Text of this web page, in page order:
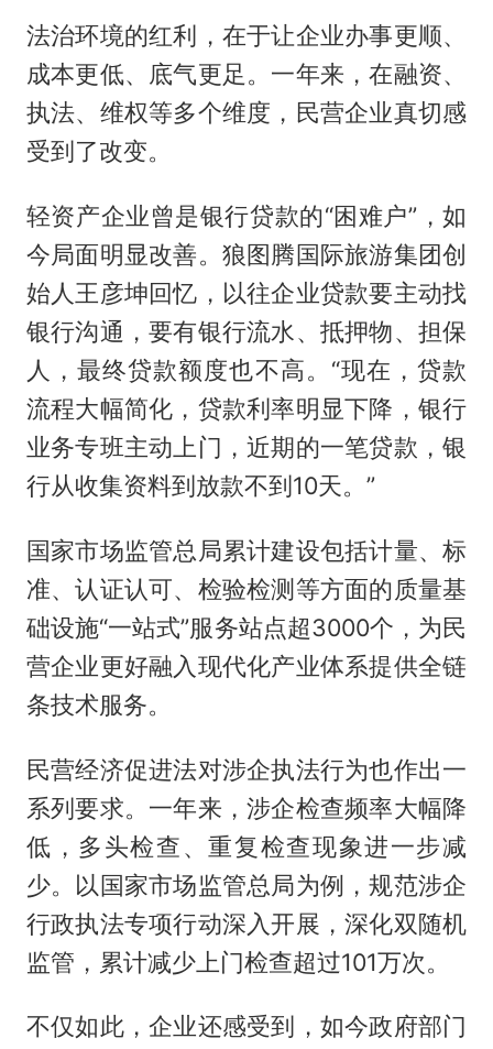
法治环境的红利，在于让企业办事更顺、
成本更低、底气更足。一年来，在融资、
执法、维权等多个维度，民营企业真切感
受到了改变。
轻资产企业曾是银行贷款的“困难户”，如
今局面明显改善。狼图腾国际旅游集团创
始人王彦坤回忆，以往企业贷款要主动找
银行沟通，要有银行流水、抵押物、担保
人，最终贷款额度也不高。“现在，贷款
流程大幅简化，贷款利率明显下降，银行
业务专班主动上门，近期的一笔贷款，银
行从收集资料到放款不到10天。”
国家市场监管总局累计建设包括计量、标
准、认证认可、检验检测等方面的质量基
础设施“一站式”服务站点超3000个，为民
营企业更好融入现代化产业体系提供全链
条技术服务。
民营经济促进法对涉企执法行为也作出一
系列要求。一年来，涉企检查频率大幅降
低，多头检查、重复检查现象进一步减
少。以国家市场监管总局为例，规范涉企
行政执法专项行动深入开展，深化双随机
监管，累计减少上门检查超过101万次。
不仅如此，企业还感受到，如今政府部门